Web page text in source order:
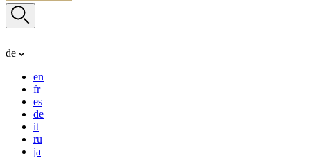
de
en
fr
es
de
it
ru
ja